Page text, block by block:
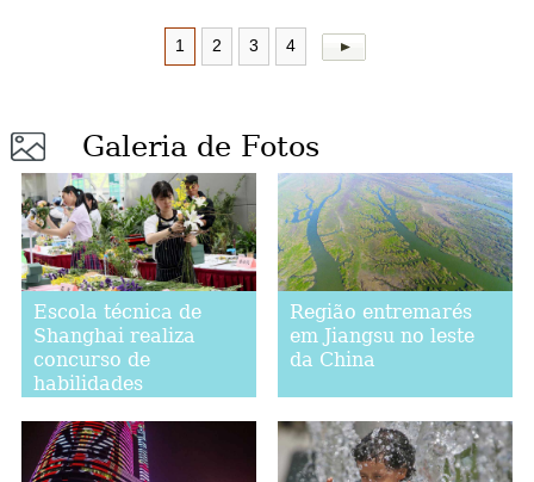
1 2 3 4
Galeria de Fotos
Escola técnica de
Shanghai realiza
concurso de
habilidades
Região entremarés
em Jiangsu no leste
da China